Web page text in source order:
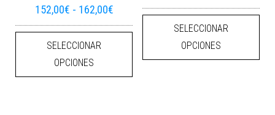
152,00€ - 162,00€Rango de precios: desde 152,00€
SELECCIONAR
OPCIONES
Este producto tiene múltiples
SELECCIONAR
OPCIONES